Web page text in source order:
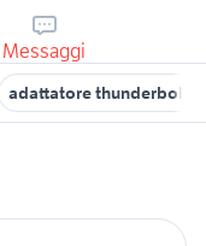
Messaggi
adattatore thunderbolt